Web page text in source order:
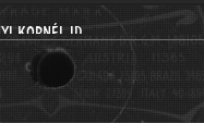
KORNÉL ID.